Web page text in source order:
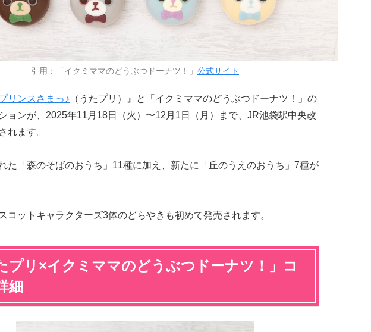
引用：「イクミママのどうぶつドーナツ！」 公式サイト
リンスさまっ♪ （うたプリ）』と「イクミママのどうぶつドーナツ！」の
ョンが、2025年11月18日（火）〜12月1日（月）まで、JR池袋駅中央改
れます。
た「森のそばのおうち」11種に加え、新たに「丘のうえのおうち」7種が
コットキャラクターズ3体のどらやきも初めて発売されます。
プリ×イクミママのどうぶつドーナツ！」コ
細